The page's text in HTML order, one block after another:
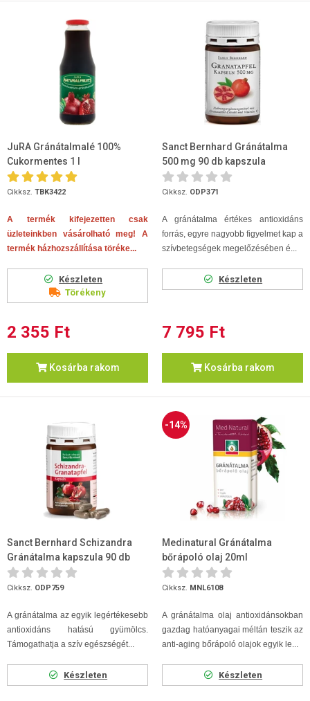
JuRA Gránátalmalé 100%
Cukormentes 1 l
Cikksz. TBK3422
A termék kifejezetten csak
üzleteinkben vásárolható meg! A
termék házhozszállítása töréke...
Készleten
Törékeny
2 355 Ft
Kosárba rakom
Sanct Bernhard Gránátalma
500 mg 90 db kapszula
Cikksz. ODP371
A gránátalma értékes antioxidáns
forrás, egyre nagyobb figyelmet kap a
szívbetegségek megelőzésében é...
Készleten
7 795 Ft
Kosárba rakom
Sanct Bernhard Schizandra
Gránátalma kapszula 90 db
Cikksz. ODP759
A gránátalma az egyik legértékesebb
antioxidáns hatású gyümölcs.
Támogathatja a szív egészségét...
Készleten
-14%
Medinatural Gránátalma
bőrápoló olaj 20ml
Cikksz. MNL6108
A gránátalma olaj antioxidánsokban
gazdag hatóanyagai méltán teszik az
anti-aging bőrápoló olajok egyik le...
Készleten